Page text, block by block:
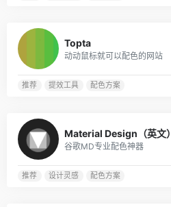
Topta
动动鼠标就可以配色的网站
推荐 提效工具 配色方案
Material Design（英文）
谷歌MD专业配色神器
推荐 设计灵感 配色方案